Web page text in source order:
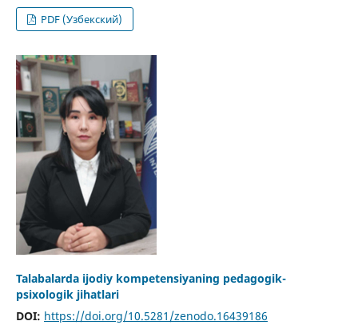
PDF (Узбекский)
Talabalarda ijodiy kompetensiyaning pedagogik-
psixologik jihatlari
DOI: https://doi.org/10.5281/zenodo.16439186